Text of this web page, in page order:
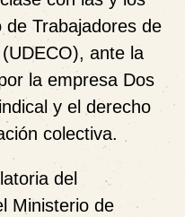
de Trabajadores de
, ante la
la empresa Dos
y el derecho
colectiva.
del
Ministerio de